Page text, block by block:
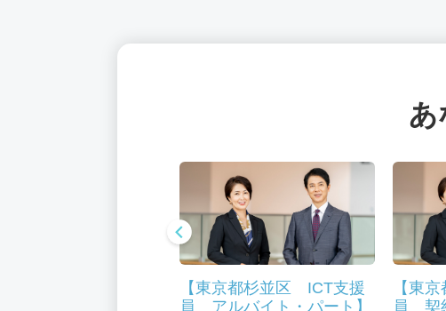
あ
【東京都杉並区 ICT支援
員 アルバイト・パート】
【東
員 契